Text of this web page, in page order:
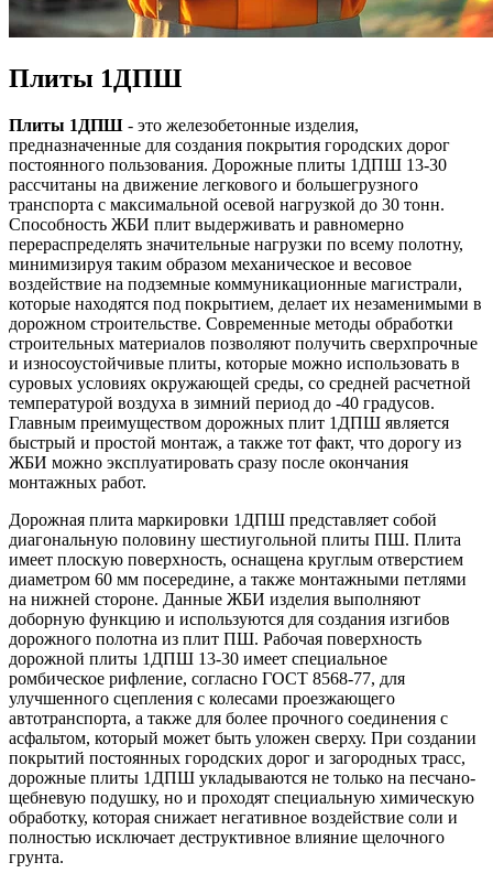
Плиты 1ДПШ
Плиты 1ДПШ - это железобетонные изделия,
предназначенные для создания покрытия городских дорог
постоянного пользования. Дорожные плиты 1ДПШ 13-30
рассчитаны на движение легкового и большегрузного
транспорта с максимальной осевой нагрузкой до 30 тонн.
Способность ЖБИ плит выдерживать и равномерно
перераспределять значительные нагрузки по всему полотну,
минимизируя таким образом механическое и весовое
воздействие на подземные коммуникационные магистрали,
которые находятся под покрытием, делает их незаменимыми в
дорожном строительстве. Современные методы обработки
строительных материалов позволяют получить сверхпрочные
и износоустойчивые плиты, которые можно использовать в
суровых условиях окружающей среды, со средней расчетной
температурой воздуха в зимний период до -40 градусов.
Главным преимуществом дорожных плит 1ДПШ является
быстрый и простой монтаж, а также тот факт, что дорогу из
ЖБИ можно эксплуатировать сразу после окончания
монтажных работ.
Дорожная плита маркировки 1ДПШ представляет собой
диагональную половину шестиугольной плиты ПШ. Плита
имеет плоскую поверхность, оснащена круглым отверстием
диаметром 60 мм посередине, а также монтажными петлями
на нижней стороне. Данные ЖБИ изделия выполняют
доборную функцию и используются для создания изгибов
дорожного полотна из плит ПШ. Рабочая поверхность
дорожной плиты 1ДПШ 13-30 имеет специальное
ромбическое рифление, согласно ГОСТ 8568-77, для
улучшенного сцепления с колесами проезжающего
автотранспорта, а также для более прочного соединения с
асфальтом, который может быть уложен сверху. При создании
покрытий постоянных городских дорог и загородных трасс,
дорожные плиты 1ДПШ укладываются не только на песчано-
щебневую подушку, но и проходят специальную химическую
обработку, которая снижает негативное воздействие соли и
полностью исключает деструктивное влияние щелочного
грунта.